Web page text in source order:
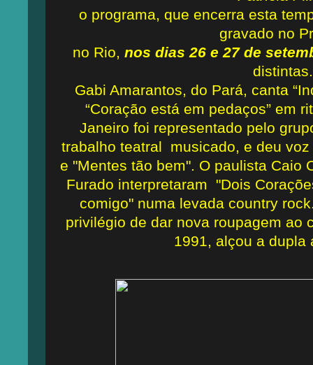
o programa, que encerra esta
gravado no
no Rio,nos dias 26 e 27 de
distintas.
Gabi Amarantos, do Pará, canta
“Coração está em pedaços” em
Janeiro foi representado pelo
trabalho teatral musicado, e deu
e "Mentes tão bem". O paulista Caio
Furado interpretaram "Dois
comigo" numa levada country
privilégio de dar nova roupagem ao
1991, alçou a dupla